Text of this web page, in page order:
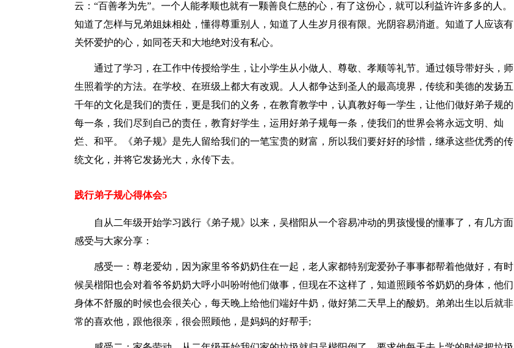
云：“百善孝为先”。一个人能孝顺也就有一颗善良仁慈的心，有了这份心，就可以利益许许多多的人。
知道了怎样与兄弟姐妹相处，懂得尊重别人，知道了人生岁月很有限。光阴容易消逝。知道了人应该有
关怀爱护的心，如同苍天和大地绝对没有私心。
通过了学习，在工作中传授给学生，让小学生从小做人、尊敬、孝顺等礼节。通过领导带好头，师
生照着学的方法。在学校、在班级上都大有改观。人人都争达到圣人的最高境界，传统和美德的发扬五
千年的文化是我们的责任，更是我们的义务，在教育教学中，认真教好每一学生，让他们做好弟子规的
每一条，我们尽到自己的责任，教育好学生，运用好弟子规每一条，使我们的世界会将永远文明、灿
烂、和平。《弟子规》是先人留给我们的一笔宝贵的财富，所以我们要好好的珍惜，继承这些优秀的传
统文化，并将它发扬光大，永传下去。
践行弟子规心得体会5
自从二年级开始学习践行《弟子规》以来，吴楷阳从一个容易冲动的男孩慢慢的懂事了，有几方面
感受与大家分享：
感受一：尊老爱幼，因为家里爷爷奶奶住在一起，老人家都特别宠爱孙子事事都帮着他做好，有时
候吴楷阳也会对着爷爷奶奶大呼小叫吩咐他们做事，但现在不这样了，知道照顾爷爷奶奶的身体，他们
身体不舒服的时候也会很关心，每天晚上给他们端好牛奶，做好第二天早上的酸奶。弟弟出生以后就非
常的喜欢他，跟他很亲，很会照顾他，是妈妈的好帮手;